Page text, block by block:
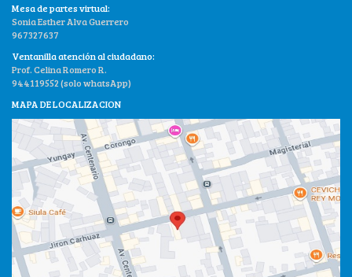
Mesa de partes virtual:
Sonia Esther Alva Guerrero
967327637
Ventanilla atención al ciudadano:
Prof. Celina Romero R.
944119552 (solo whatsApp)
MAPA DE LOCALIZACION